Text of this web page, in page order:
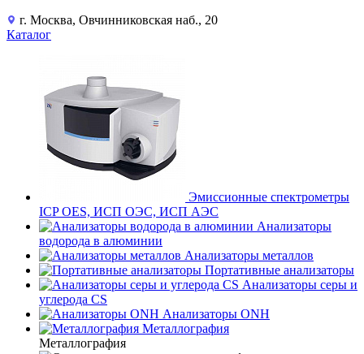
г. Москва, Овчинниковская наб., 20
Каталог
Эмиссионные спектрометры
ICP OES, ИСП ОЭС, ИСП АЭС
Анализаторы
водорода в алюминии
Анализаторы металлов
Портативные анализаторы
Анализаторы серы и
углерода CS
Анализаторы ONH
Металлография
Металлография